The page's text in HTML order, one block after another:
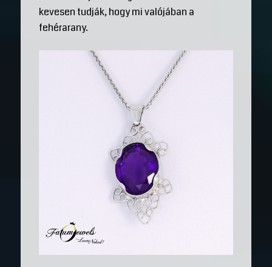
kevesen tudják, hogy mi valójában a
fehérarany.